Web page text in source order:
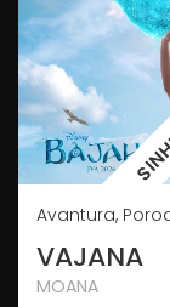
Avantura,
VAJANA
MOANA